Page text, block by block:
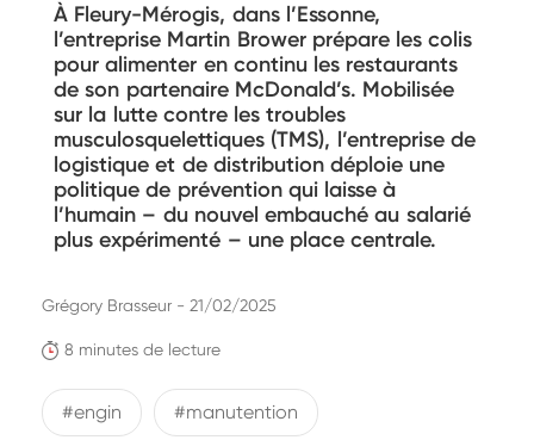
À Fleury-Mérogis, dans l’Essonne,
l’entreprise Martin Brower prépare les colis
pour alimenter en continu les restaurants
de son partenaire McDonald’s. Mobilisée
sur la lutte contre les troubles
musculosquelettiques (TMS), l’entreprise de
logistique et de distribution déploie une
politique de prévention qui laisse à
l’humain – du nouvel embauché au salarié
plus expérimenté – une place centrale.
8 minutes de lecture
Grégory Brasseur - 21/02/2025
#engin #manutention